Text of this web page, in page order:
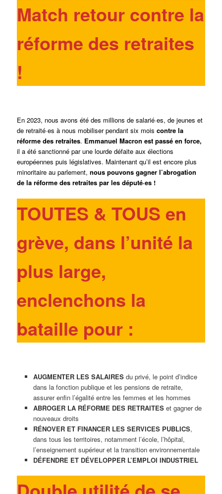
Match retour contre la
réforme des retraites
!
En 2023, nous avons été des millions de salarié·es, de jeunes et
de retraité·es à nous mobiliser pendant six mois contre la
réforme des retraites. Emmanuel Macron est passé en force,
il a été sanctionné par une lourde défaite aux élections
européennes puis législatives. Maintenant qu’il est encore plus
minoritaire au parlement,nous pouvons gagner l’abrogation
de la réforme des retraites par les député·es !
TOUTES & TOUS en
grève, dans l’unité la
plus large,
enclenchons la
bataille pour :
AUGMENTER LES SALAIRESdu privé, le point d’indice
dans la fonction publique et les pensions de retraite,
assurer enfin l’égalité entre les femmes et les hommes
ABROGER LA RÉFORME DES RETRAITES et gagner de
nouveaux droits
RÉNOVER ET FINANCER LES SERVICES PUBLICS,
dans tous les territoires, notamment l’école, l’hôpital,
l’enseignement supérieur et la transition environnementale
DÉFENDRE ET DÉVELOPPER L’EMPLOI INDUSTRIEL